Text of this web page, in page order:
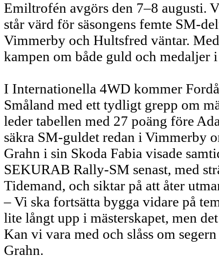
Emiltrofén avgörs den 7–8 augusti.
står värd för säsongens femte SM-
Vimmerby och Hultsfred väntar.
kampen om både guld och medaljer
I Internationella 4WD kommer
Småland med ett tydligt grepp om
leder tabellen med 27 poäng före
säkra SM-guldet redan i Vimmerby
Grahn i sin Skoda Fabia visade
SEKURAB Rally-SM senast, med
Tidemand, och siktar på att åter
– Vi ska fortsätta bygga vidare på
lite långt upp i mästerskapet, men
Kan vi vara med och slåss om
Grahn.